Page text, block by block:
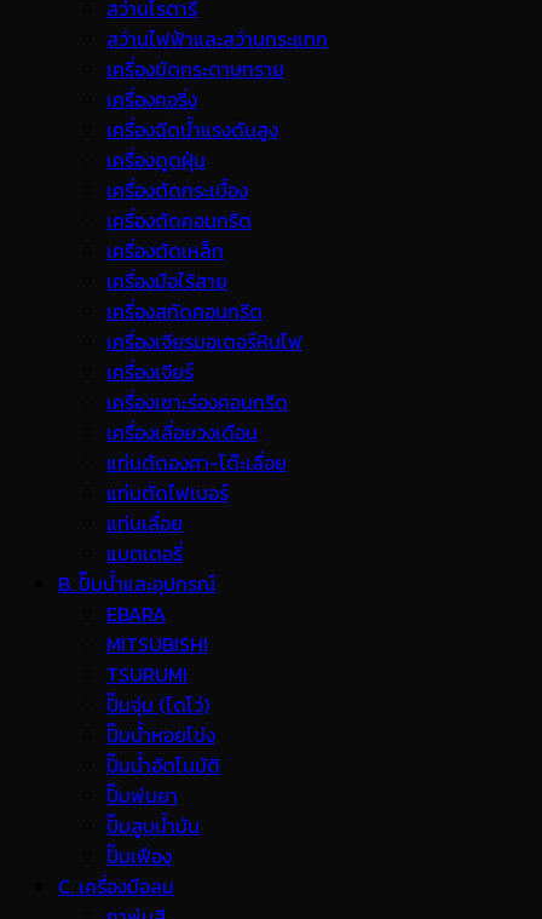
สว่านโรตารี
สว่านไฟฟ้าและสว่านกระแทก
เครื่องขัดกระดาษทราย
เครื่องคอริ่ง
เครื่องฉีดน้ำแรงดันสูง
เครื่องดูดฝุ่น
เครื่องตัดกระเบื้อง
เครื่องตัดคอนกรีต
เครื่องตัดเหล็ก
เครื่องมือไร้สาย
เครื่องสกัดคอนกรีต
เครื่องเจียรมอเตอร์หินไฟ
เครื่องเจียร์
เครื่องเซาะร่องคอนกรีต
เครื่องเลื่อยวงเดือน
แท่นตัดองศา-โต๊ะเลื่อย
แท่นตัดไฟเบอร์
แท่นเลื่อย
แบตเตอรี่
B. ปั๊มน้ำและอุปกรณ์
EBARA
MITSUBISHI
TSURUMI
ปั๊มจุ่ม (ไดโว่)
ปั๊มน้ำหอยโข่ง
ปั๊มน้ำอัตโนมัติ
ปั๊มพ่นยา
ปั๊มสูบน้ำมัน
ปั๊มเฟือง
C. เครื่องมือลม